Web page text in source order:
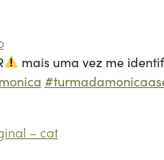
mais uma vez me
– cat